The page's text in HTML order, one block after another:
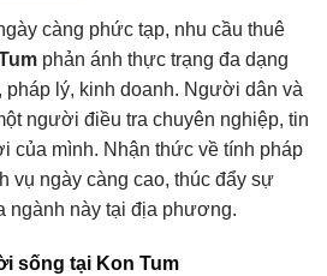
càng phức tạp, nhu cầu thuê
phản ánh thực trạng đa dạng
pháp lý, kinh doanh. Người dân và
người điều tra chuyên nghiệp, tin
của mình. Nhận thức về tính pháp
vụ ngày càng cao, thúc đẩy sự
ngành này tại địa phương.
sống tại Kon Tum